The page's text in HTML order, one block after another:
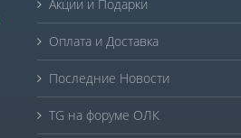
Акции и Подарки
Оплата и Доставка
Последние Новости
TG на форуме ОЛК